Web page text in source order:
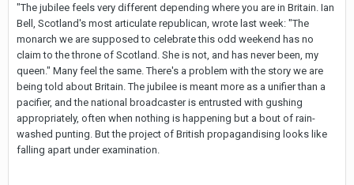
"The jubilee feels very different depending where you are in Britain. Ian
Bell, Scotland's most articulate republican, wrote last week: "The
monarch we are supposed to celebrate this odd weekend has no
claim to the throne of Scotland. She is not, and has never been, my
queen." Many feel the same. There's a problem with the story we are
being told about Britain. The jubilee is meant more as a unifier than a
pacifier, and the national broadcaster is entrusted with gushing
appropriately, often when nothing is happening but a bout of rain-
washed punting. But the project of British propagandising looks like
falling apart under examination.